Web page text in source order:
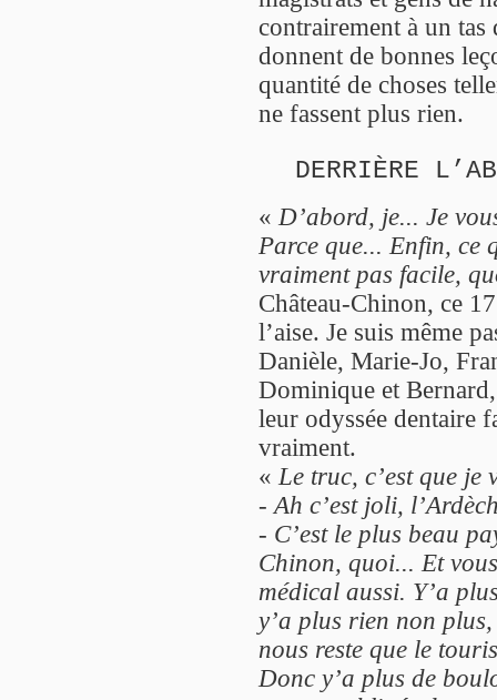
contrairement à un tas
donnent de bonnes
quantité de choses
ne fassent plus rien.
DERRIÈRE
« D’abord, je... Je
Parce que... Enfin, ce
vraiment pas facile,
Château-Chinon, ce
l’aise. Je suis même
Danièle, Marie-Jo,
Dominique et
leur odyssée dentaire
vraiment.
« Le truc, c’est que je
- Ah c’est joli,
- C’est le plus beau
Chinon, quoi... Et
médical aussi. Y’a
y’a plus rien non
nous reste que le
Donc y’a plus de